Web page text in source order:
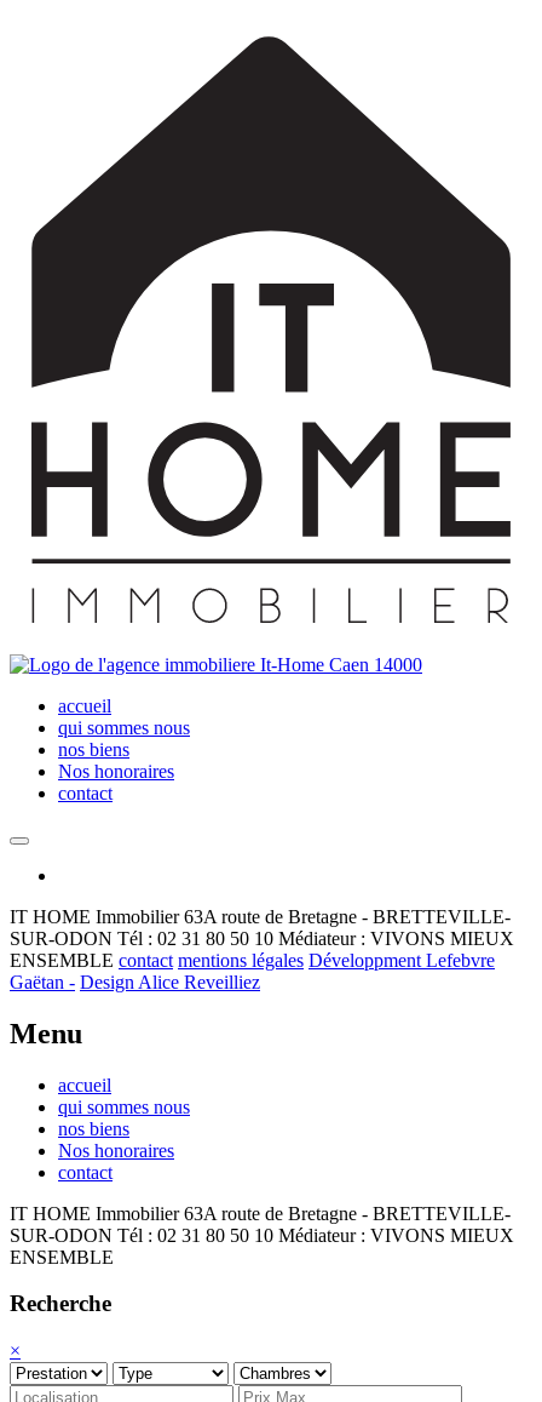
accueil
qui sommes nous
nos biens
Nos honoraires
contact
IT HOME Immobilier 63A route de Bretagne - BRETTEVILLE-
SUR-ODON Tél : 02 31 80 50 10 Médiateur : VIVONS MIEUX
ENSEMBLE contact mentions légales Développment Lefebvre
Gaëtan - Design Alice Reveilliez
Menu
accueil
qui sommes nous
nos biens
Nos honoraires
contact
IT HOME Immobilier 63A route de Bretagne - BRETTEVILLE-
SUR-ODON Tél : 02 31 80 50 10 Médiateur : VIVONS MIEUX
ENSEMBLE
Recherche
×